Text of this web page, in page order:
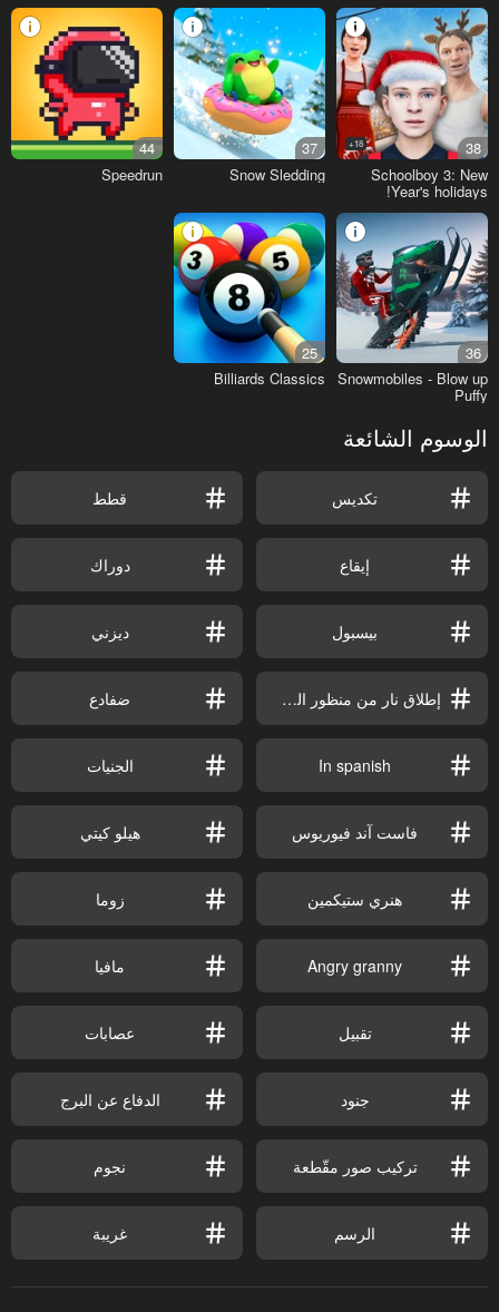
38
18+
Schoolboy 3: New
Year's holidays!
37
Snow Sledding
44
Speedrun
36
Snowmobiles - Blow up
Puffy
25
Billiards Classics
الوسوم الشائعة
تكديس قطط
إيقاع دوراك
بيسبول ديزني
إطلاق نار من منظور الشخص الثالث ضفادع
In spanish الجنيات
فاست آند فيوريوس هيلو كيتي
هنري ستيكمين زوما
Angry granny مافيا
تقبيل عصابات
جنود الدفاع عن البرج
تركيب صور مقّطعة نجوم
الرسم غريبة